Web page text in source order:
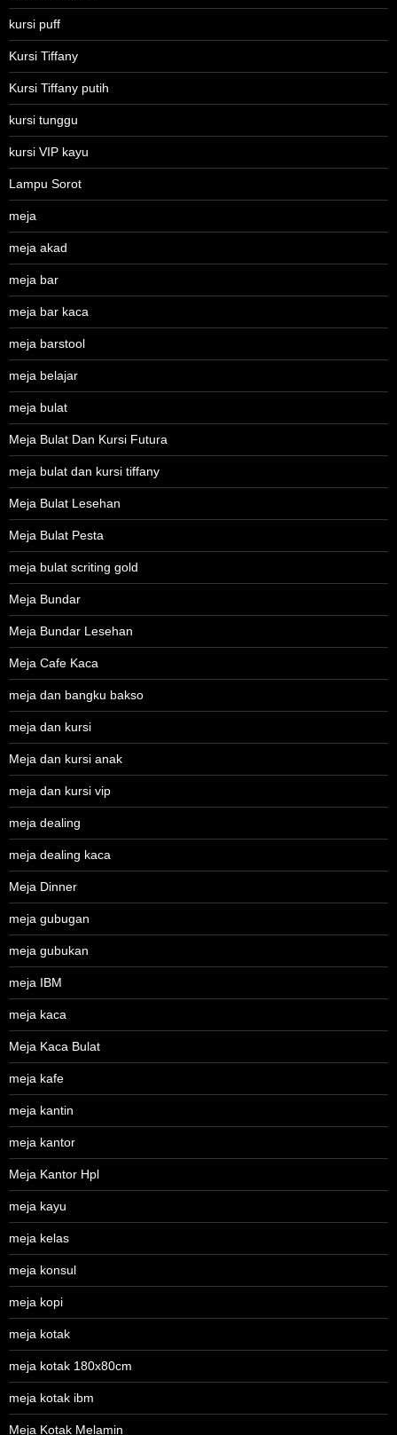
kursi puff
Kursi Tiffany
Kursi Tiffany putih
kursi tunggu
kursi VIP kayu
Lampu Sorot
meja
meja akad
meja bar
meja bar kaca
meja barstool
meja belajar
meja bulat
Meja Bulat Dan Kursi Futura
meja bulat dan kursi tiffany
Meja Bulat Lesehan
Meja Bulat Pesta
meja bulat scriting gold
Meja Bundar
Meja Bundar Lesehan
Meja Cafe Kaca
meja dan bangku bakso
meja dan kursi
Meja dan kursi anak
meja dan kursi vip
meja dealing
meja dealing kaca
Meja Dinner
meja gubugan
meja gubukan
meja IBM
meja kaca
Meja Kaca Bulat
meja kafe
meja kantin
meja kantor
Meja Kantor Hpl
meja kayu
meja kelas
meja konsul
meja kopi
meja kotak
meja kotak 180x80cm
meja kotak ibm
Meja Kotak Melamin